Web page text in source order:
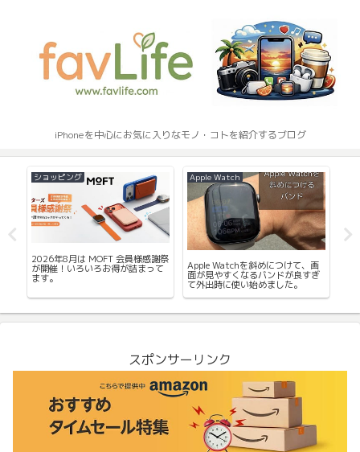
iPhoneを中心にお気に入りなモノ・コトを紹介するブログ
ショッピング
2026年8月は MOFT 会員様感謝祭
が開催！いろいろお得が詰まって
ます。
Apple Watch
Apple Watchを斜めにつけて、画
面が見やすくなるバンドが良すぎ
て外出時に使い始めました。
スポンサーリンク